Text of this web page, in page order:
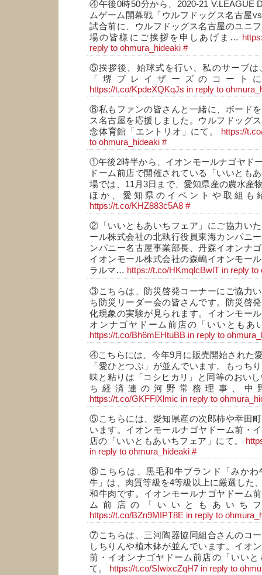
④午後0時50分から、2020-21 V.LEAGUE
ムゲーム開幕戦「ウルフドッグス名古屋
試合前に、ウルフドッグス名古屋のユニ
場の皆様にご挨拶を申しあげま…
reply to ohmura_hideaki #
⑤挨拶後、始球式を行い、私のサーブは
「堺ブレイザーズのコート
https://t.co/KpdeXQKqJs in reply to
⑥私もファンの皆さんと一緒に、ボード
ス名古屋を応援しました。ウルフドッグ
念体育館「エントリオ」にて。 https://
to ohmura_hideaki #
①午後2時半から、イオンモールナゴヤド
ドーム前店で開催されている「いいとも
場では、11月3日まで、愛知県産の農水産
ほか、愛知県のイベントや取組も
https://t.co/KHZ883c5A8 #
②「いいともあいちフェア」にご協力い
ール株式会社の北執行役員東海カンパニ
ンパニー名古屋事業部長、丹森イオンナ
イオンモール株式会社の森嶋イオンモー
ラルマ… https://t.co/HKmqlcBwlT in reply to
③こちらは、防災啓発コーナーにご協力
ち防災リーダー会の皆さんです。防災啓
化現象の実験が見られます。イオンモー
オンナゴヤドーム前店の「いいともあ
https://t.co/Bh6mEHtuBB in reply to
④こちらには、今年9月に販売開始された
「愛ひとつぶ」が並んでいます。もっち
味と粘りは「コシヒカリ」と同等のおい
ち経済連の河野常務理事、中
https://t.co/GKFFlXlmic in reply to
⑤こちらには、愛知県産の次郎柿や幸田
います。イオンモールナゴヤドーム前・
店の「いいともあいちフェア」にて。
in reply to ohmura_hideaki #
⑥こちらは、黒毛和牛ブランド「みかわ
牛」は、肉質等級を4等級以上に厳選した
和牛肉です。イオンモールナゴヤドーム
ム前店の「いいともあいち
https://t.co/BZn9MIPT8E in reply to
⑦こちらは、三河陶器協同組合さんのコ
しちりんや植木鉢が並んでいます。イオ
前・イオンナゴヤドーム前店の「いい
て。
https://t.co/SIwixcZqH7 in reply to